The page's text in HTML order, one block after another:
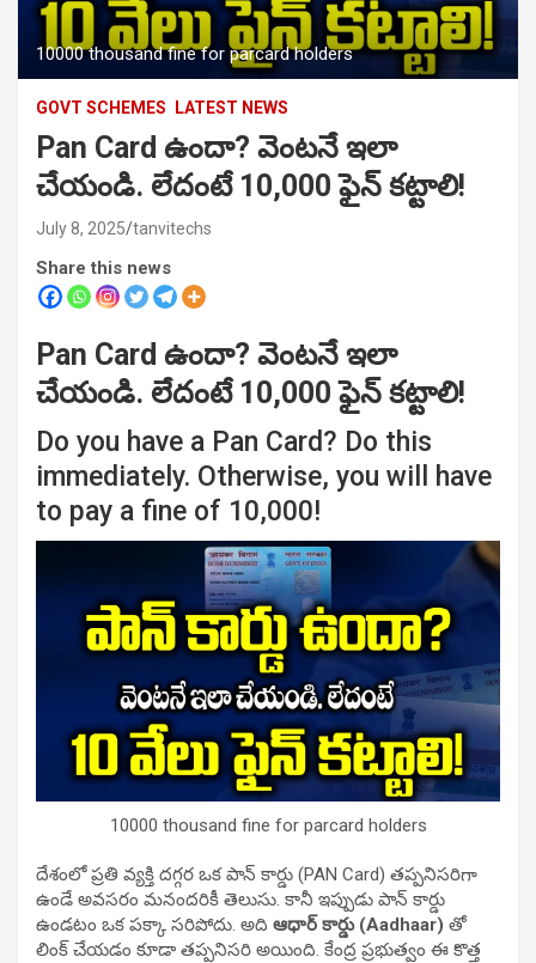
10000 thousand fine for parcard holders
GOVT SCHEMES LATEST NEWS
Pan Card ఉందా? వెంటనే ఇలా
చేయండి. లేదంటే 10,000 ఫైన్ కట్టాలి!
July 8, 2025 tanvitechs
Share this news
Pan Card ఉందా? వెంటనే ఇలా
చేయండి. లేదంటే 10,000 ఫైన్ కట్టాలి!
Do you have a Pan Card? Do this
immediately. Otherwise, you will have
to pay a fine of 10,000!
10000 thousand fine for parcard holders
దేశంలో ప్రతి వ్యక్తి దగ్గర ఒక పాన్ కార్డు (PAN Card) తప్పనిసరిగా
ఉండే అవసరం మనందరికీ తెలుసు. కానీ ఇప్పుడు పాన్ కార్డు
ఉండటం ఒక పక్కా సరిపోదు. అది ఆధార్ కార్డు (Aadhaar) తో
లింక్ చేయడం కూడా తప్పనిసరి అయింది. కేంద్ర ప్రభుత్వం ఈ కొత్త